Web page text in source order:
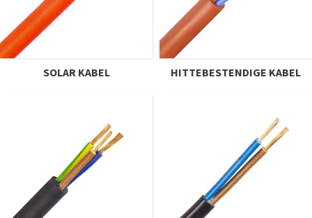
SOLAR KABEL HITTEBESTENDIGE KABEL